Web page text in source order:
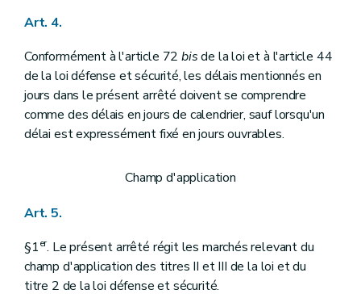
Art. 4.
Conformément à l'article 72 bisde la loi et à l'article 44
de la loi défense et sécurité, les délais mentionnés en
jours dans le présent arrêté doivent se comprendre
comme des délais en jours de calendrier, sauf lorsqu'un
délai est expressément fixé en jours ouvrables.
Champ d'application
Art. 5.
§1er. Le présent arrêté régit les marchés relevant du
champ d'application des titres II et III de la loi et du
titre 2 de la loi défense et sécurité.